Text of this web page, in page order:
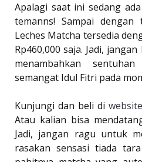
Apalagi saat ini sedang
temanns! Sampai
Leches Matcha tersedia
Rp460,000 saja. Jadi,
menambahkan
semangat Idul Fitri pada
Kunjungi dan beli di
Atau kalian bisa
Jadi, jangan ragu untuk
rasakan sensasi tiada